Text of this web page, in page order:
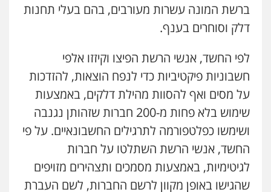
ברשת המונה עשרות מעורבים, בהם בעלי תחנות
דלק וסוחרים בענף.
לפי החשד, אנשי הרשת הפיצו וקיזזו אלפי
חשבוניות פיקטיביות כדי לנפח הוצאות, להזדכות
על מסים ואף להסוות מהילת דלקים, באמצעות
שימוש בלא פחות מ-200 חברות שזהותן נגנבה
ושימשו כפלטפורמה לתרגילים החשבונאיים. על פי
החשד, אנשי הרשת השתלטו על חברות
לגיטימיות, באמצעות מסמכים ותצהירים מזויפים
שהגישו באופן מקוון לרשם החברות, לשם העברת